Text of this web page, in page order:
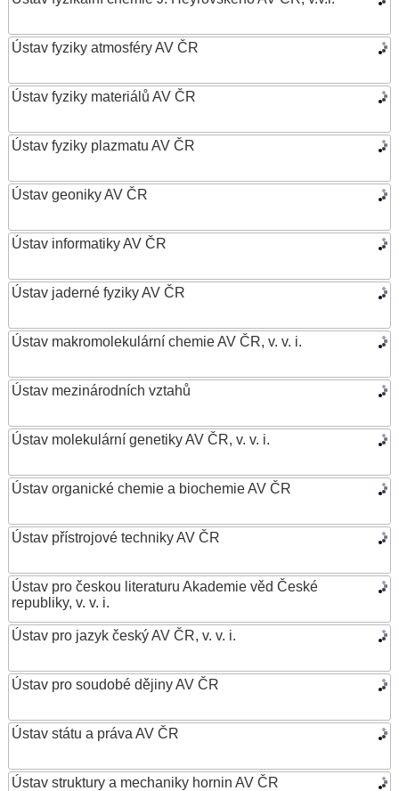
Ústav fyziky atmosféry AV ČR
Ústav fyziky materiálů AV ČR
Ústav fyziky plazmatu AV ČR
Ústav geoniky AV ČR
Ústav informatiky AV ČR
Ústav jaderné fyziky AV ČR
Ústav makromolekulární chemie AV ČR, v. v. i.
Ústav mezinárodních vztahů
Ústav molekulární genetiky AV ČR, v. v. i.
Ústav organické chemie a biochemie AV ČR
Ústav přístrojové techniky AV ČR
Ústav pro českou literaturu Akademie věd České
republiky, v. v. i.
Ústav pro jazyk český AV ČR, v. v. i.
Ústav pro soudobé dějiny AV ČR
Ústav státu a práva AV ČR
Ústav struktury a mechaniky hornin AV ČR